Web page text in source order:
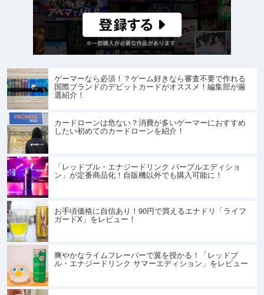
ゲーマーなら必須！？ゲーム好きなら審査不要で作れる
国際ブランドのデビットカードがオススメ！編集部が厳
選紹介！
カードローンは危ない？消費が多いゲーマーにおすすめ
したい初めてのカードローンを紹介！
「レッドブル・エナジードリンク パープルエディショ
ン」が定番商品化！自販機以外でも購入可能に！
お手頃価格に自信あり！90円で買えるエナドリ「ライフ
ガードX」をレビュー！
爽やかなライムフレーバーで翼を授かる！「レッドブ
ル・エナジードリンク サマーエディション」をレビュー